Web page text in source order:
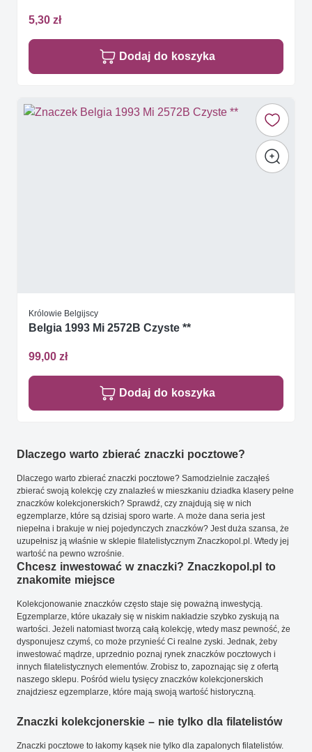
5,30 zł
Dodaj do koszyka
Królowie Belgijscy
Belgia 1993 Mi 2572B Czyste **
99,00 zł
Dodaj do koszyka
Dlaczego warto zbierać znaczki pocztowe?
Dlaczego warto zbierać znaczki pocztowe? Samodzielnie zacząłeś
zbierać swoją kolekcję czy znalazłeś w mieszkaniu dziadka klasery pełne
znaczków kolekcjonerskich? Sprawdź, czy znajdują się w nich
egzemplarze, które są dzisiaj sporo warte. A może dana seria jest
niepełna i brakuje w niej pojedynczych znaczków? Jest duża szansa, że
uzupełnisz ją właśnie w sklepie filatelistycznym Znaczkopol.pl. Wtedy jej
wartość na pewno wzrośnie.
Chcesz inwestować w znaczki? Znaczkopol.pl to
znakomite miejsce
Kolekcjonowanie znaczków często staje się poważną inwestycją.
Egzemplarze, które ukazały się w niskim nakładzie szybko zyskują na
wartości. Jeżeli natomiast tworzą całą kolekcję, wtedy masz pewność, że
dysponujesz czymś, co może przynieść Ci realne zyski. Jednak, żeby
inwestować mądrze, uprzednio poznaj rynek znaczków pocztowych i
innych filatelistycznych elementów. Zrobisz to, zapoznając się z ofertą
naszego sklepu. Pośród wielu tysięcy znaczków kolekcjonerskich
znajdziesz egzemplarze, które mają swoją wartość historyczną.
Znaczki kolekcjonerskie – nie tylko dla filatelistów
Znaczki pocztowe to łakomy kąsek nie tylko dla zapalonych filatelistów.